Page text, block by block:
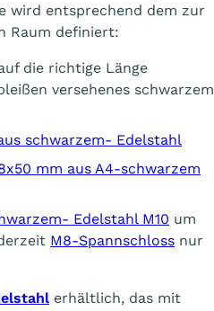
wird entsprechend dem zur
Raum definiert:
die richtige Länge
versehenes schwarzem
schwarzem- Edelstahl
mm aus A4-schwarzem
Edelstahl M10 um
M8-Spannschloss nur
erhältlich, das mit